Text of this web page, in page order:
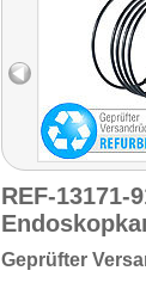
REF-13171-
Geprüfter